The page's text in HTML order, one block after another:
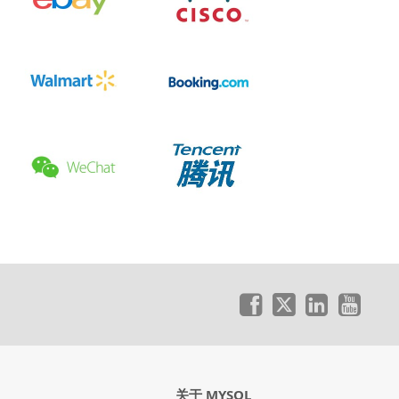
关于 MYSQL